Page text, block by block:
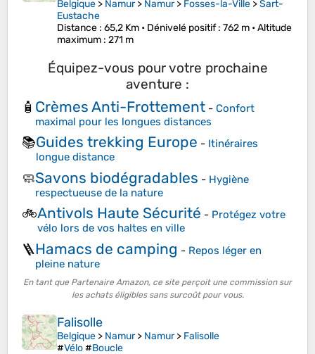
Belgique > Namur> Namur> Fosses-la-Ville >Sart-
Eustache
Distance : 65,2 Km • Dénivelé positif: 762 m •Altitude
maximum : 271 m
Équipez-vous pour votre prochaine
aventure :
🧴 Crèmes Anti-Frottement - Confort
maximal pour les longues distances
📚Guides trekking Europe - Itinéraires
longue distance
🧼Savons biodégradables - Hygiène
respectueuse de la nature
🚲Antivols Haute Sécurité - Protégez votre
vélo lors de vos haltes en ville
🪜Hamacs de camping - Repos léger en
pleine nature
En tant que Partenaire Amazon, ce site perçoit une commission sur
les achats éligibles sans surcoût pour vous.
Falisolle
Belgique > Namur> Namur> Falisolle
#Vélo#Boucle